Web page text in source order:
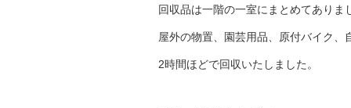
回収品は一階の一室にまとめてありま
屋外の物置、園芸用品、原付バイク、
2時間ほどで回収いたしました。